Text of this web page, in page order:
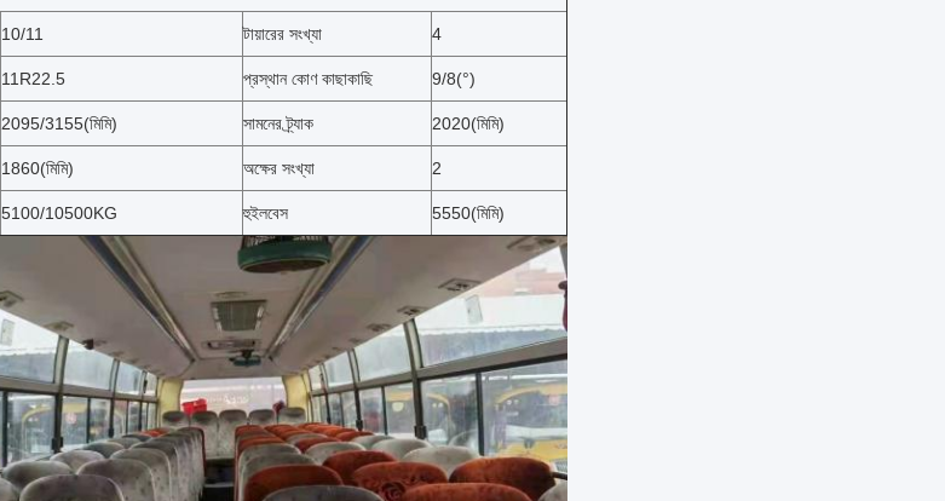
10/11 টায়ারের সংখ্যা 4
11R22.5 প্রস্থান কোণ কাছাকাছি 9/8(°)
2095/3155(মিমি) সামনের ট্র্যাক 2020(মিমি)
1860(মিমি) অক্ষের সংখ্যা 2
5100/10500KG হুইলবেস 5550(মিমি)